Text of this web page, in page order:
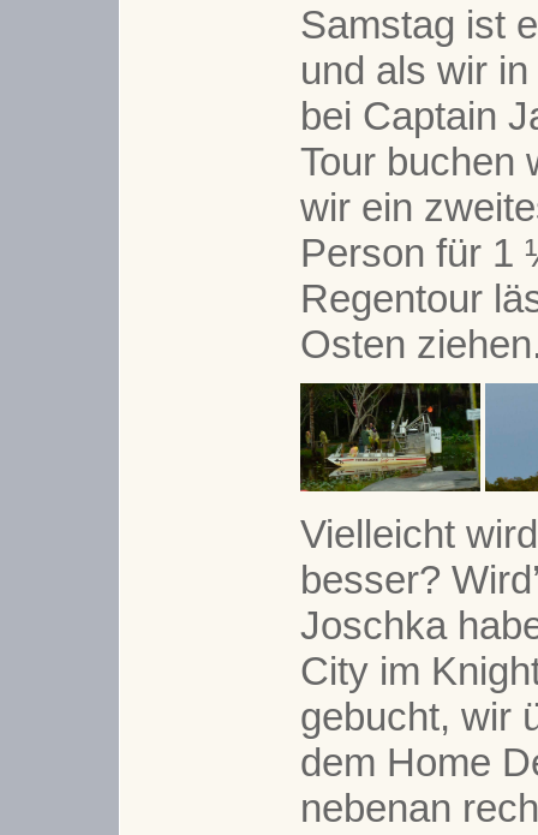
Samstag ist
und als wir
bei Captain
Tour buchen
wir ein
Person für 1
Regentour
Osten
Vielleicht
besser?
Joschka
City im
gebucht, wir
dem Home
nebenan